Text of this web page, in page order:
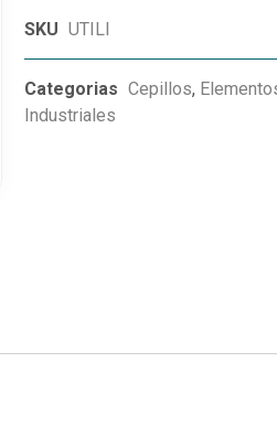
SKU UTILI
Categorias Cepillos,
Industriales